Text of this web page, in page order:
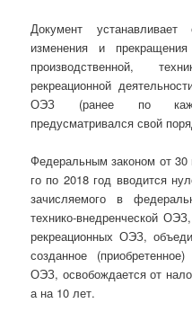
Документ
изменения и
производственной,
рекреационной
ОЭЗ (ранее по
предусматривался свой
Федеральным законом от
го по 2018 год вводится
зачисляемого в
технико-внедренческой
рекреационных ОЭЗ,
созданное
ОЭЗ, освобождается от
а на 10 лет.